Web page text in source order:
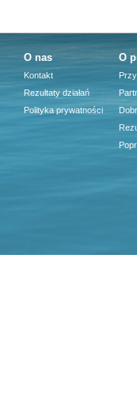
O nas
Kontakt
Rezultaty działań
Polityka prywatności
O